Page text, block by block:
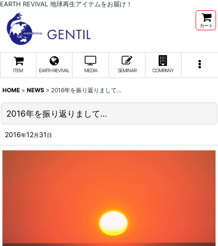
EARTH REVIVAL 地球再生アイテムをお届け！
カート
ITEM EARTH REVIVAL MEDIA SEMINAR COMPANY
HOME > NEWS > 2016年を振り返りまして…
2016年を振り返りまして…
2016年12月 31 日